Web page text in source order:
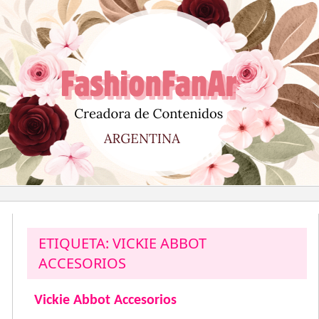
al
contenido
ETIQUETA: VICKIE ABBOT
ACCESORIOS
Vickie Abbot Accesorios